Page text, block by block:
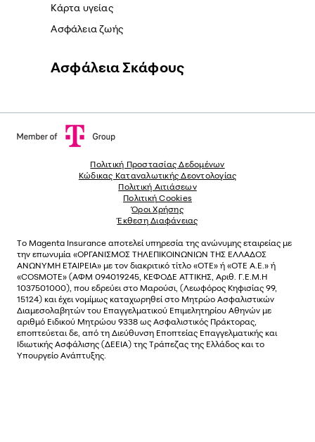
Κάρτα υγείας
Ασφάλεια ζωής
Ασφάλεια Σκάφους
Πολιτική Προστασίας Δεδομένων
Κώδικας Καταναλωτικής Δεοντολογίας
Πολιτική Αιτιάσεων
Πολιτική Cookies
Όροι Χρήσης
Έκθεση Διαφάνειας
Το Magenta Insurance αποτελεί υπηρεσία της ανώνυµης εταιρείας µε
την επωνυµία «ΟΡΓΑΝΙΣΜΟΣ ΤΗΛΕΠΙΚΟΙΝΩΝΙΩΝ ΤΗΣ ΕΛΛΑΔΟΣ
ΑΝΩΝΥΜΗ ΕΤΑΙΡΕΙΑ» µε τον διακριτικό τίτλο «OTE» ή «ΟΤΕ Α.Ε.» ή
«COSMOTE» (ΑΦΜ 094019245, ΚΕΦΟΔΕ ΑΤΤΙΚΗΣ, Αριθ. Γ.Ε.Μ.Η
1037501000), που εδρεύει στο Μαρούσι, (Λεωφόρος Κηφισίας 99,
15124) και έχει νοµίµως καταχωρηθεί στο Μητρώο Ασφαλιστικών
Διαµεσολαβητών του Επαγγελµατικού Επιµελητηρίου Αθηνών µε
αριθµό Ειδικού Μητρώου 9338 ως Ασφαλιστικός Πράκτορας,
εποπτεύεται δε, από τη Διεύθυνση Εποπτείας Επαγγελματικής και
Ιδιωτικής Ασφάλισης (ΔΕΕΙΑ) της Τράπεζας της Ελλάδος και το
Υπουργείο Ανάπτυξης.